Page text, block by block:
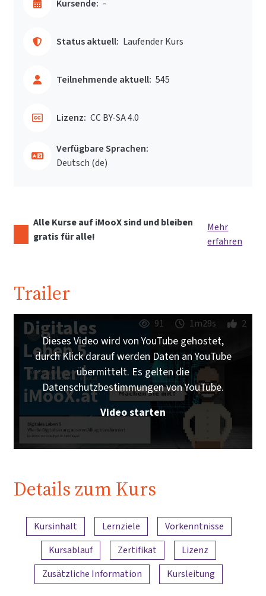
Kursende: -
Status aktuell: Laufender Kurs
Teilnehmende aktuell: 545
Lizenz: CC BY-SA 4.0
Verfügbare Sprachen:
Deutsch ‎(de)‎
Alle Kurse auf iMooX sind und bleiben
gratis für alle!
Mehr
erfahren
Trailer
Digitales
Leben 5
Trailer |
iMooX.at
91 1m29s 2
Dieses Video wird von YouTube gehostet,
durch Klick darauf werden Daten an YouTube
übermittelt. Es gelten die
Datenschutzbestimmungen von YouTube.
Video starten
Details zum Kurs
Inhaltsübersicht
Kursinhalt Lernziele
Vorkenntnisse
Kursablauf
Zertifikat
Lizenz
Zusätzliche Information
Kursleitung